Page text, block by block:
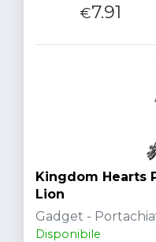
€7.91
Kingdom Hearts
Lion
Gadget -
Disponibile